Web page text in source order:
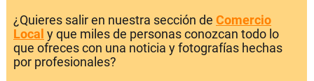
¿Quieres salir en nuestra sección de Comercio
Local y que miles de personas conozcan todo lo
que ofreces con una noticia y fotografías hechas
por profesionales?